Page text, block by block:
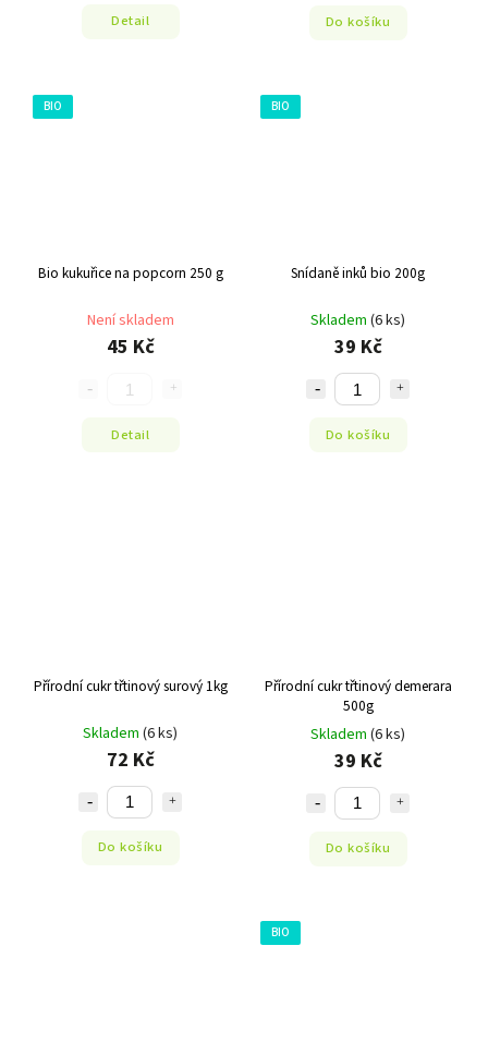
Detail Do košíku
BIO
Bio kukuřice na popcorn 250 g
Není skladem
45 Kč
Detail
BIO
Snídaně inků bio 200g
Skladem (6 ks)
39 Kč
Do košíku
Přírodní cukr třtinový surový 1kg
Skladem (6 ks)
72 Kč
Do košíku
Přírodní cukr třtinový demerara
500g
Skladem (6 ks)
39 Kč
Do košíku
BIO